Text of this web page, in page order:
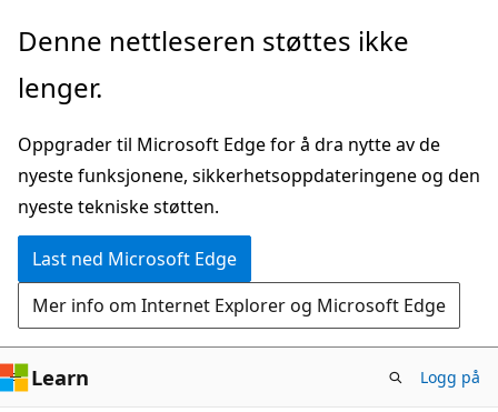
Gå
hovedinnhold
Denne nettleseren støttes ikke
lenger.
Oppgrader til Microsoft Edge for å dra nytte av de
nyeste funksjonene, sikkerhetsoppdateringene og den
nyeste tekniske støtten.
Last ned Microsoft Edge
Mer info om Internet Explorer og Microsoft Edge
Learn Logg på